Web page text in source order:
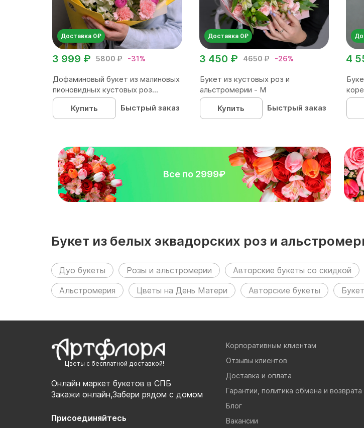
Доставка 0₽
5800 ₽ -31%
3 999 ₽
Дофаминовый букет из малиновых
пионовидных кустовых роз...
Купить
Быстрый заказ
Доставка 0₽
4650 ₽ -26%
3 450 ₽
Букет из кустовых роз и
альстромерии - М
Купить
Быстрый заказ
4
Все по 2999₽
Букет из белых эквадорских роз и
разделах:
Дуо букеты Розы и альстромерии Авторские букеты со скидкой
Альстромерия
Цветы на День Матери Авторские букеты
Цветы с бесплатной доставкой!
Онлайн маркет букетов в СПБ
Закажи онлайн,Забери рядом с домом
Присоединяйтесь
Корпоративным клиентам
Отзывы клиентов
Доставка и оплата
Гарантии, политика обмена и возврата
Блог
Вакансии